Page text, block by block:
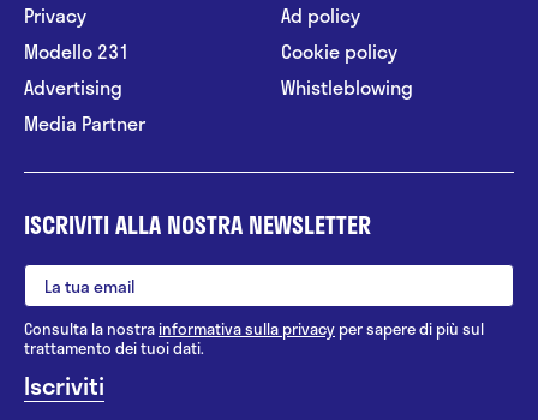
Privacy
Modello 231
Advertising
Media Partner
Ad policy
Cookie policy
Whistleblowing
ISCRIVITI ALLA NOSTRA NEWSLETTER
Consulta la nostrainformativa sulla privacy per sapere di più sul
trattamento dei tuoi dati.